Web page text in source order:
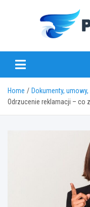
Home
Dokumenty,
Odrzucenie reklamacji – co